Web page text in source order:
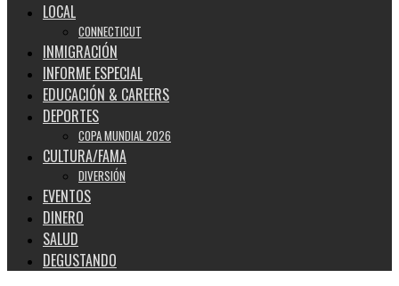
LOCAL
CONNECTICUT
INMIGRACIÓN
INFORME ESPECIAL
EDUCACIÓN & CAREERS
DEPORTES
COPA MUNDIAL 2026
CULTURA/FAMA
DIVERSIÓN
EVENTOS
DINERO
SALUD
DEGUSTANDO